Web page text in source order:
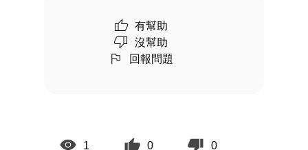
有幫助
沒幫助
回報問題
1 0 0